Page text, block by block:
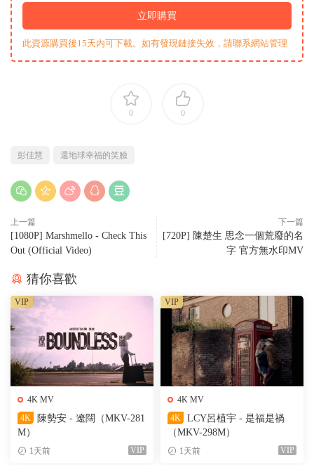
立即購買
此資源購買後15天内可下載。如有發現鏈接失效，請聯系網站管理
0 0
彭佳慧 還地球幸福的笑臉
上一篇
[1080P] Marshmello - Check This
Out (Official Video)
下一篇
[720P] 陳楚生 思念一個荒廢的名
字 官方無水印MV
猜你喜歡
4K MV
4K
陳勢安 - 遼闊（MKV-281
M）
1天前 VIP
VIP
4K MV
4K
LCY呂植宇 - 是福是禍
（MKV-298M）
1天前 VIP
VIP